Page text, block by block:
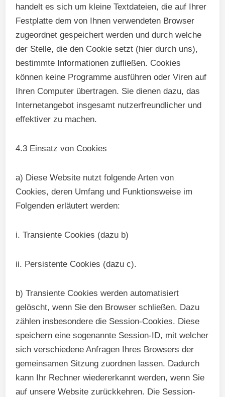
handelt es sich um kleine Textdateien, die auf Ihrer
Festplatte dem von Ihnen verwendeten Browser
zugeordnet gespeichert werden und durch welche
der Stelle, die den Cookie setzt (hier durch uns),
bestimmte Informationen zufließen. Cookies
können keine Programme ausführen oder Viren auf
Ihren Computer übertragen. Sie dienen dazu, das
Internetangebot insgesamt nutzerfreundlicher und
effektiver zu machen.
4.3 Einsatz von Cookies
a) Diese Website nutzt folgende Arten von
Cookies, deren Umfang und Funktionsweise im
Folgenden erläutert werden:
i. Transiente Cookies (dazu b)
ii. Persistente Cookies (dazu c).
b) Transiente Cookies werden automatisiert
gelöscht, wenn Sie den Browser schließen. Dazu
zählen insbesondere die Session-Cookies. Diese
speichern eine sogenannte Session-ID, mit welcher
sich verschiedene Anfragen Ihres Browsers der
gemeinsamen Sitzung zuordnen lassen. Dadurch
kann Ihr Rechner wiedererkannt werden, wenn Sie
auf unsere Website zurückkehren. Die Session-